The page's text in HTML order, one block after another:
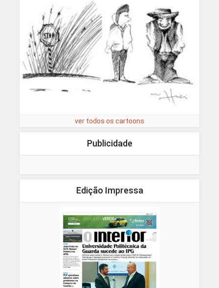
ver todos os cartoons
Publicidade
Edição Impressa